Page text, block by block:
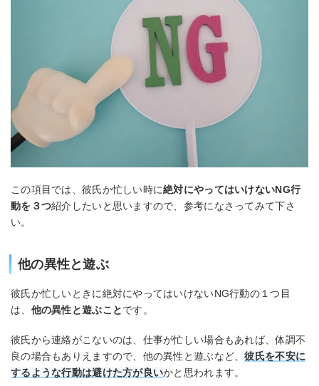
この項目では、彼氏か忙しい時に絶対にやってはいけないNG行
動を３つ紹介したいと思いますので、参考になさってみて下さ
い。
他の異性と遊ぶ
彼氏か忙しいときに絶対にやってはいけないNG行動の１つ目
は、 他の異性と遊ぶことです。
彼氏から連絡がこないのは、仕事が忙しい場合もあれば、体調不
良の場合もありえますので、他の異性と遊ぶなど、彼氏を不安に
するような行動は避けた方が良いかと思われます。